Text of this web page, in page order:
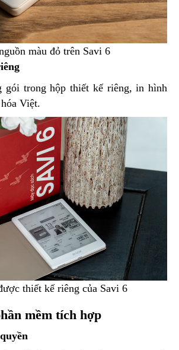
màu đỏ trên Savi 6
gói trong hộp thiết kế riêng, in hình
Việt.
thiết kế riêng của Savi 6
mềm tích hợp